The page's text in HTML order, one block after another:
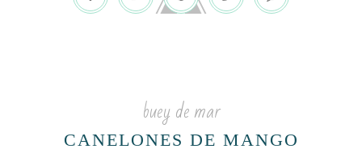
buey de mar
CANELONES DE MANGO